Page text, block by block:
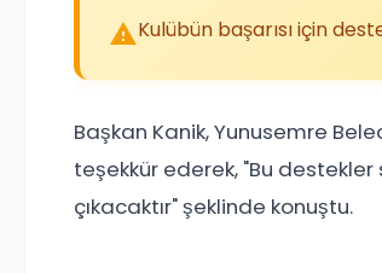
Kulübün başarısı için
Başkan Kanik, Yunusemre
teşekkür ederek, "Bu
çıkacaktır" şeklinde konuştu.